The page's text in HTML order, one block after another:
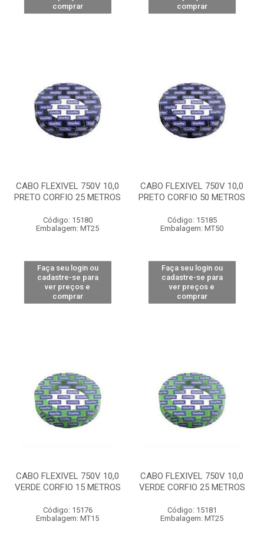
comprar
comprar
CABO FLEXIVEL 750V 10,0
PRETO CORFIO 25 METROS
Código: 15180
Embalagem: MT25
Faça seu login ou
cadastre-se para
ver preços e
comprar
CABO FLEXIVEL 750V 10,0
PRETO CORFIO 50 METROS
Código: 15185
Embalagem: MT50
Faça seu login ou
cadastre-se para
ver preços e
comprar
CABO FLEXIVEL 750V 10,0
VERDE CORFIO 15 METROS
Código: 15176
Embalagem: MT15
CABO FLEXIVEL 750V 10,0
VERDE CORFIO 25 METROS
Código: 15181
Embalagem: MT25